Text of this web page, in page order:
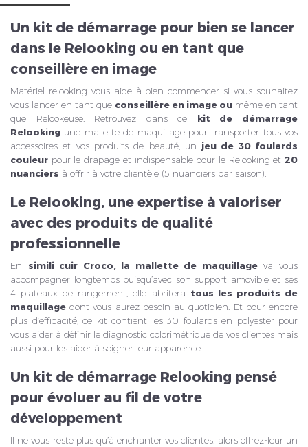
Un kit de démarrage pour bien se lancer
dans le Relooking ou en tant que
conseillère en image
Matériel relooking vous aide à bien commencer si vous souhaitez
vous lancer en tant que conseillère en image ou même en tant
que Relookeuse. Retrouvez dans ce kit de démarrage
Relooking une mallette de maquillage pour transporter tous vos
accessoires et vos produits de beauté, un jeu de 30 foulards
couleur pour le drapage et indispensable pour le Relooking et 20
nuanciers à offrir à votre clientèle (5 nuanciers par saison).
Le Relooking, une expertise à valoriser
avec des produits de qualité
professionnelle
En simili cuir Croco, la mallette de maquillageva vous
accompagner longtemps puisqu’avec son support amovible et ses
4 plateaux de rangement, elle abritera tous les produits de
maquillage dont vous aurez besoin au quotidien. Et pour encore
plus d’efficacité, ce kit contient les 30 foulards en polyester pour
vous aider à définir le diagnostic colorimétrique de vos clientes mais
aussi pour les aider à soigner leur apparence.
Un kit de démarrage Relooking pensé
pour évoluer au fil de votre
développement
Il ne vous reste plus qu’à enchanter vos clientes, alors offrez-leur un